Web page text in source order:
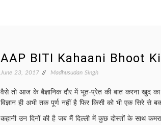
AAP BITI Kahaani Bhoot Ki
June 23, 2017 Madhusudan Singh
वैसे तो आज के बैज्ञानिक दौर में भूत-प्रेत की बात करना खुद
विज्ञान ही अभी तक पूर्ण नहीं है फिर किसी को भी एक सिरे से
कहानी उन दिनों की है जब मैं दिल्ली में कुछ दोस्तों के साथ